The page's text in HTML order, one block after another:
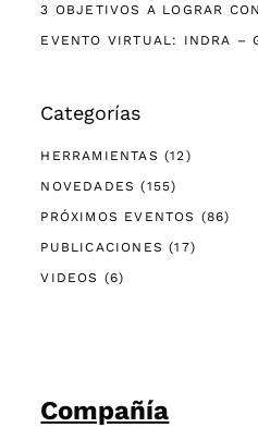
3 OBJETIVOS A LOGRAR
EVENTO VIRTUAL: INDRA –
Categorías
HERRAMIENTAS (12)
NOVEDADES (155)
PRÓXIMOS EVENTOS (86)
PUBLICACIONES (17)
VIDEOS (6)
Compañía